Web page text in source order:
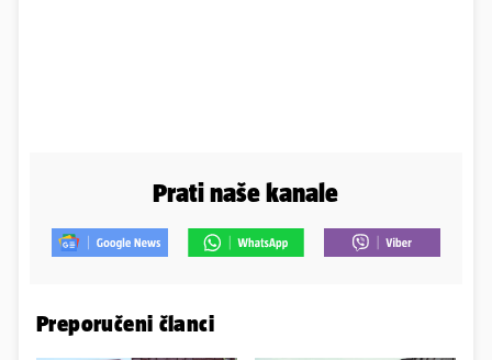
Prati naše kanale
Preporučeni članci